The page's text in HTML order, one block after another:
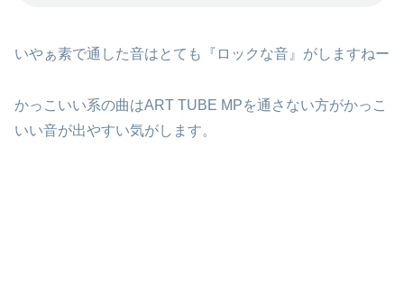
いやぁ素で通した音はとても『ロックな音』がしますねー
かっこいい系の曲はART TUBE MPを通さない方がかっこ
いい音が出やすい気がします。